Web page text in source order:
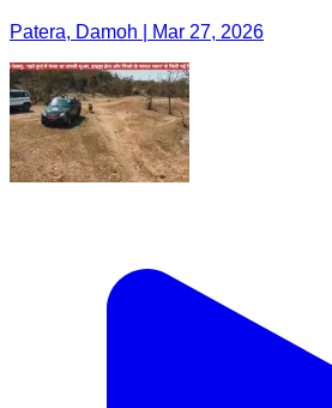
Patera, Damoh | Mar 27, 2026